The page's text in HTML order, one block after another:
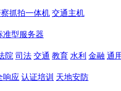
抓拍一体机 交通主机
准型服务器
院 司法 交通 教育 水利 金融 通用
响应 认证培训 天地安防